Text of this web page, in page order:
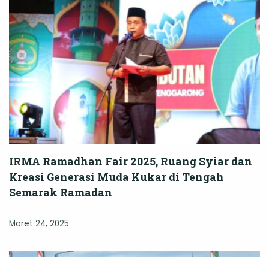
IRMA Ramadhan Fair 2025, Ruang Syiar dan
Kreasi Generasi Muda Kukar di Tengah
Semarak Ramadan
Maret 24, 2025